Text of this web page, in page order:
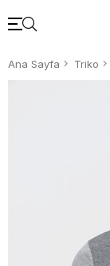
Ana Sayfa Triko